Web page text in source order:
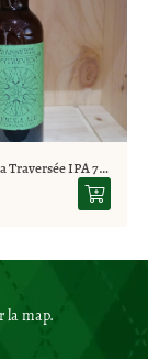
RESTEZ
Inscription
Contrevent La Traversée IPA 75cl
la map.